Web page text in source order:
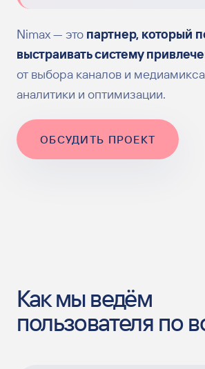
Nimax — это партнер, который
выстраивать систему
от выбора каналов и
аналитики и оптимизации.
ОБСУДИТЬ ПРОЕКТ
Как мы ведём
пользователя по